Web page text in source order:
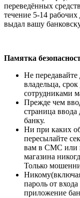
переведённых
течение 5-14
выдал вашу
Памятка
Не
владельца,
сотрудниками
Прежде чем
страница
банку.
Ни при каких
пересылайте
вам в СМС или
магазина
Только
пароль от
приложение